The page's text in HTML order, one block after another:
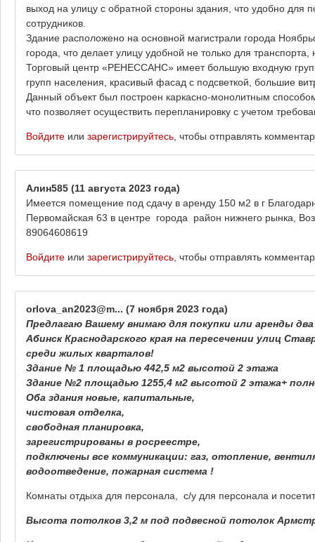
выход на улицу с обратной стороны здания, что удобно для
сотрудников.
Здание расположено на основной магистрали города
города, что делает улицу удобной не только для
Торговый центр «РЕНЕССАНС» имеет большую входную
групп населения, красивый фасад с подсветкой, большие
Данный объект был построен каркасно-монолитным
что позволяет осуществить перепланировку с учетом
Войдите или зарегистрируйтесь , чтобы отправлять
Алин585 (11 августа 2023 года)
Имеется помещение под сдачу в аренду 150 м2 в г
Первомайская 63 в центре города район нижнего рынка,
89064608619
Войдите или зарегистрируйтесь , чтобы отправлять
orlova_an2023@m... (7 ноября 2023 года)
Предлагаю Вашему внимаю для покупки или аренды
Абинск Краснодарского края на пересечении улиц
среди жилых кварталов!
Здание № 1 площадью 442,5 м2 высотой 2 этажа
Здание №2 площадью 1255,4 м2 высотой 2 этажа+
Оба здания новые, капитальные,
чистовая отделка,
свободная планировка,
зарегистрированы в росреестре,
подключены все коммуникации: газ, отопление,
водоотведение, пожарная система !
Комнаты отдыха для персонала, с/у для персонала и
Высота потолков 3,2 м под подвесной потолок